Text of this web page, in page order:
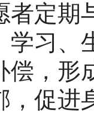
者定期
学习、
偿，形
，促进